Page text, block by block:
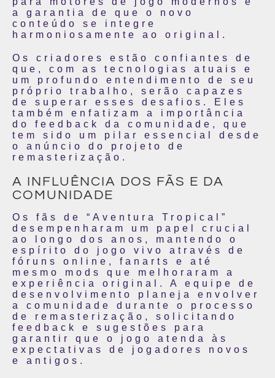
a garantia de que o novo
conteúdo se integre
harmoniosamente ao original.
Os criadores estão confiantes de
que, com as tecnologias atuais e
um profundo entendimento de seu
próprio trabalho, serão capazes
de superar esses desafios. Eles
também enfatizam a importância
do feedback da comunidade, que
tem sido um pilar essencial desde
o anúncio do projeto de
remasterização.
A INFLUÊNCIA DOS FÃS E DA
COMUNIDADE
Os fãs de “Aventura Tropical”
desempenharam um papel crucial
ao longo dos anos, mantendo o
espírito do jogo vivo através de
fóruns online, fanarts e até
mesmo mods que melhoraram a
experiência original. A equipe de
desenvolvimento planeja envolver
a comunidade durante o processo
de remasterização, solicitando
feedback e sugestões para
garantir que o jogo atenda às
expectativas de jogadores novos
e antigos.